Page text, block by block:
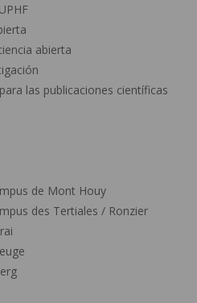
abierta
las publicaciones científicas
de Mont Houy
des Tertiales / Ronzier